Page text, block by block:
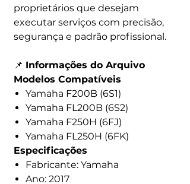
proprietários que desejam
executar serviços com precisão,
segurança e padrão profissional.
📌 Informações do Arquivo
Modelos Compatíveis
Yamaha F200B (6S1)
Yamaha FL200B (6S2)
Yamaha F250H (6FJ)
Yamaha FL250H (6FK)
Especificações
Fabricante: Yamaha
Ano: 2017